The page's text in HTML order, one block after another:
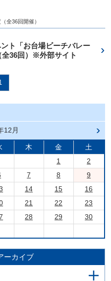
全36回開催）
ト「お台場ビーチバレー
全36回）※外部サイト
12月
次の
進む
木 金
土
1
2
7 8
9
14 15
16
21 22
23
28 29
30
ーカイブ